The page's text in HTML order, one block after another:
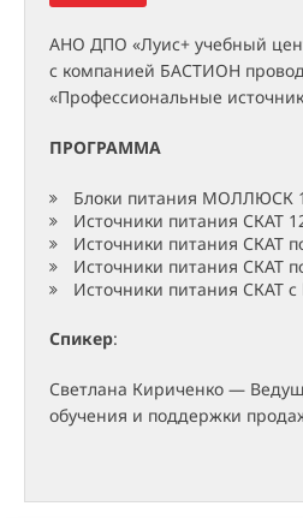
АНО ДПО «Луис+ учебный
с компанией БАСТИОН
«Профессиональные
ПРОГРАММА
Блоки питания МОЛЛЮСК
Источники питания СКАТ
Источники питания СКАТ
Источники питания СКАТ
Источники питания СКАТ
Спикер:
Светлана Кириченко —
обучения и поддержки